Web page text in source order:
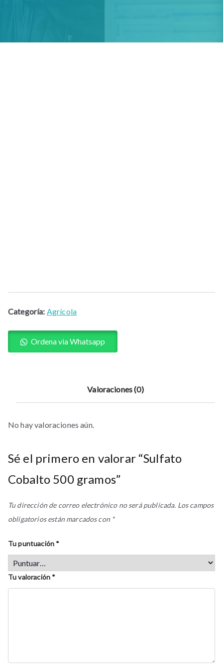
Categoría: Agrícola
Ordena via Whatsapp
Valoraciones (0)
No hay valoraciones aún.
Sé el primero en valorar “Sulfato
Cobalto 500 gramos”
Tu dirección de correo electrónico no será publicada. Los campos
obligatorios están marcados con *
Tu puntuación *
Tu valoración *